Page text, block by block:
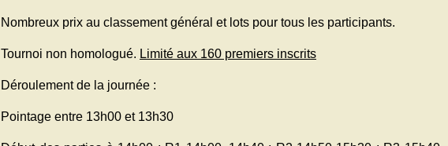
Nombreux prix au classement général et lots pour tous les participants.
Tournoi non homologué. Limité aux 160 premiers inscrits
Déroulement de la journée :
Pointage entre 13h00 et 13h30